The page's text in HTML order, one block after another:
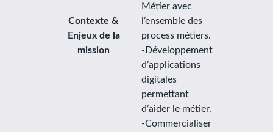
Contexte &
Enjeux de la
mission
Métier avec
l’ensemble des
process métiers.
-Développement
d’applications
digitales
permettant
d’aider le métier.
-Commercialiser